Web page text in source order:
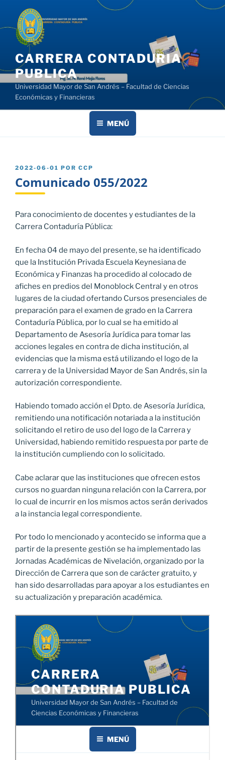
contenido
CARRERA CONTADURIA
PUBLICA
Universidad Mayor de San Andrés – Facultad de Ciencias
Económicas y Financieras
MENÚ
PUBLICADO
2022-06-01 POR CCP
Comunicado 055/2022
Para conocimiento de docentes y estudiantes de la
Carrera Contaduría Pública:
En fecha 04 de mayo del presente, se ha identificado
que la Institución Privada Escuela Keynesiana de
Económica y Finanzas ha procedido al colocado de
afiches en predios del Monoblock Central y en otros
lugares de la ciudad ofertando Cursos presenciales de
preparación para el examen de grado en la Carrera
Contaduría Pública, por lo cual se ha emitido al
Departamento de Asesoría Jurídica para tomar las
acciones legales en contra de dicha institución, al
evidencias que la misma está utilizando el logo de la
carrera y de la Universidad Mayor de San Andrés, sin la
autorización correspondiente.
Habiendo tomado acción el Dpto. de Asesoría Jurídica,
remitiendo una notificación notariada a la institución
solicitando el retiro de uso del logo de la Carrera y
Universidad, habiendo remitido respuesta por parte de
la institución cumpliendo con lo solicitado.
Cabe aclarar que las instituciones que ofrecen estos
cursos no guardan ninguna relación con la Carrera, por
lo cual de incurrir en los mismos actos serán derivados
a la instancia legal correspondiente.
Por todo lo mencionado y acontecido se informa que a
partir de la presente gestión se ha implementado las
Jornadas Académicas de Nivelación, organizado por la
Dirección de Carrera que son de carácter gratuito, y
han sido desarrolladas para apoyar a los estudiantes en
su actualización y preparación académica.